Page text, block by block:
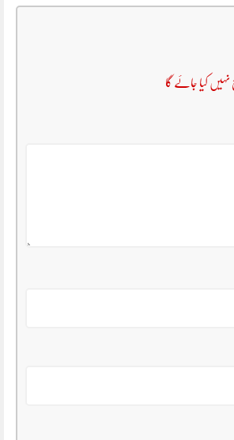
کیا جائے گا